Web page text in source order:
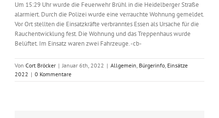
Um 15:29 Uhr wurde die Feuerwehr Brühl in die Heidelberger Straße
alarmiert. Durch die Polizei wurde eine verrauchte Wohnung gemeldet.
Vor Ort stellten die Einsatzkräfte verbranntes Essen als Ursache für die
Rauchentwicklung fest. Die Wohnung und das Treppenhaus wurde
Belüftet. Im Einsatz waren zwei Fahrzeuge. -cb-
Von Cort Bröcker | Januar 6th, 2022 | Allgemein, Bürgerinfo, Einsätze
2022 | 0 Kommentare